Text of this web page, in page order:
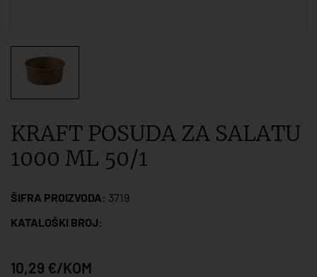
KRAFT POSUDA ZA SALATU
1000 ML 50/1
ŠIFRA PROIZVODA: 3719
KATALOŠKI BROJ:
10,29 €/KOM